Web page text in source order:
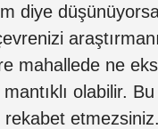
diye
mahallede ne
olabilir.
rekabet etmezsiniz.